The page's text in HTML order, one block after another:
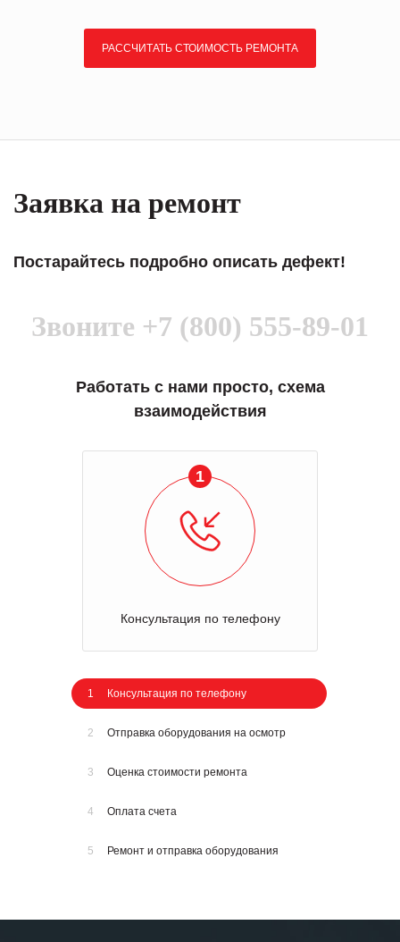
РАССЧИТАТЬ СТОИМОСТЬ РЕМОНТА
Заявка на ремонт
Постарайтесь подробно описать дефект!
Звоните +7 (800) 555-89-01
Работать с нами просто, схема
взаимодействия
1
Консультация по телефону
1 Консультация по телефону
2 Отправка оборудования на осмотр
3 Оценка стоимости ремонта
4 Оплата счета
5 Ремонт и отправка оборудования